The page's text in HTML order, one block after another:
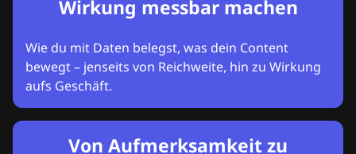
Wirkung messbar machen
Wie du mit Daten belegst, was dein Content
bewegt – jenseits von Reichweite, hin zu Wirkung
aufs Geschäft.
Von Aufmerksamkeit zu